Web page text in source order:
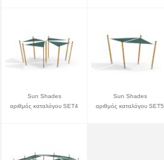
Sun Shades
αριθμός καταλόγου SET4
Sun Shades
αριθμός καταλόγου SET5